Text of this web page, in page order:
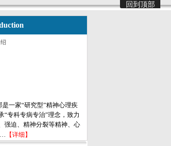
一家“研究型”精神心理疾
“专科专病专治”理念，致力
强迫、精神分裂等精神、心
【详细】
回到顶部